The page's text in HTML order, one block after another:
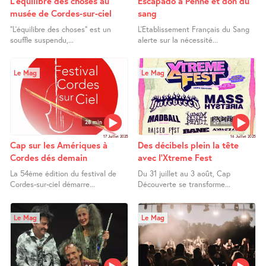
musée de Cordes-sur-ciel
"L’équilibre des choses" est un
souffle suspendu,...
sang
L’Etablissement Français du Sang
alerte sur la nécessité...
28 min
Le Mag
17 Juillet 2025
Cap sur les Amériques à
Cordes dés demain
La 54ème édition du festival de
Cordes-sur-ciel démarre...
29 min
Le Mag
16 Juillet 2025
Des décibels plein la tête
avec l’Xtreme Fest
Du 31 juillet au 3 août, Cap
Découverte se transforme...
Le Mag Le Mag